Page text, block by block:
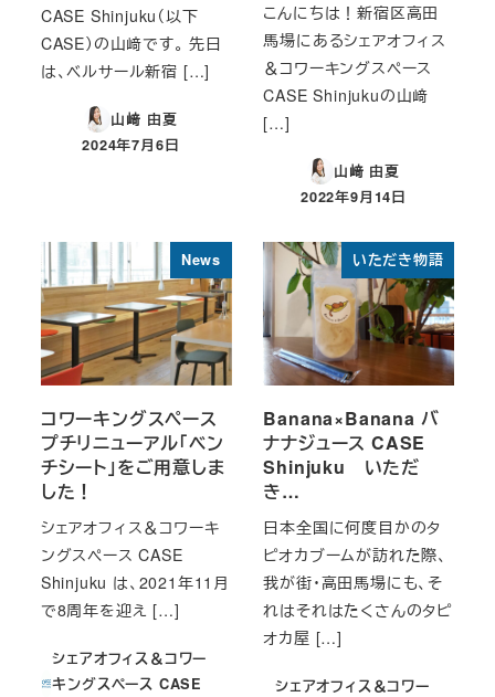
CASE Shinjuku（以下
CASE）の山﨑です。 先日
は、ベルサール新宿 […]
山﨑 由夏
投稿日
2024年7月6日
こんにちは！新宿区高田
馬場にあるシェアオフィス
＆コワーキングスペース
CASE Shinjukuの山﨑
[…]
山﨑 由夏
投稿日
2022年9月14日
News
コワーキングスペース
プチリニューアル「ベン
チシート」をご用意しま
した！
シェアオフィス＆コワーキ
ングスペース CASE
Shinjuku は、2021年11月
で8周年を迎え […]
シェアオフィス＆コワー
キングスペース CASE
いただき物語
Banana×Banana バ
ナナジュース CASE
Shinjuku いただ
き…
日本全国に何度目かのタ
ピオカブームが訪れた際、
我が街・高田馬場にも、そ
れはそれはたくさんのタピ
オカ屋 […]
シェアオフィス＆コワー